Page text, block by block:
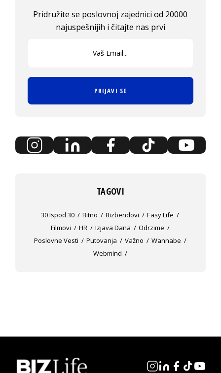
Pridružite se poslovnoj zajednici od 20000
najuspešnijih i čitajte nas prvi
PRIJAVI SE
TAGOVI
30 Ispod 30 Bitno Bizbendovi
Easy Life
Filmovi
HR Izjava Dana
Odrzime
Poslovne Vesti
Putovanja Važno
Wannabe
Webmind